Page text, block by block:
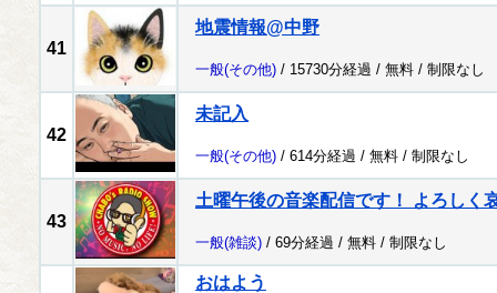
41
地震情報@中野
一般(その他) / 15730分経過 / 無料 / 制限なし
42
未記入
一般(その他) / 614分経過 / 無料 / 制限なし
43
土曜午後の音楽配信です！ よろしく
一般(雑談) / 69分経過 / 無料 / 制限なし
おはよう